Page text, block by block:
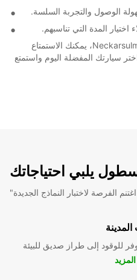
الوصول والتجربة السلسة.
اختيار المدة التي تناسبهم.
باختيار Europcar لتأجير سيارة في Neckarsulm، يمكنك الاستمتاع
سيارتك المفضلة اليوم واستمتع
يلبي احتياجاتك
"اغتنم الفرصة لاختبار النماذج الجديدة
للوقود إلى طراز صديق للبيئة